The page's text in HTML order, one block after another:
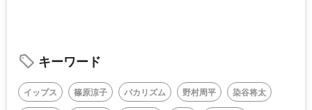
キーワード
イップス 篠原涼子 バカリズム 野村周平
染谷将太